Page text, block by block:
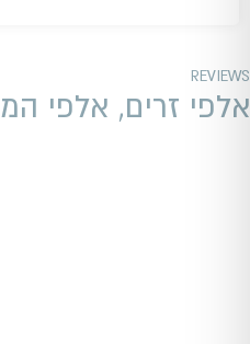
REVIEWS
אלפי זרים, אלפי